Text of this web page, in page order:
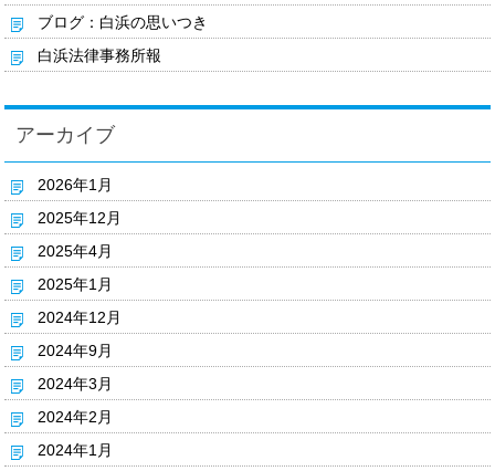
ブログ：白浜の思いつき
白浜法律事務所報
アーカイブ
2026年1月
2025年12月
2025年4月
2025年1月
2024年12月
2024年9月
2024年3月
2024年2月
2024年1月